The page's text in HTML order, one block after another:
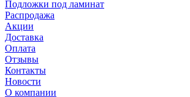
Подложки под ламинат
Распродажа
Акции
Доставка
Оплата
Отзывы
Контакты
Новости
О компании